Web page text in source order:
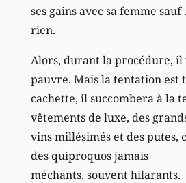
ses gains avec sa femme
rien.
Alors, durant la procédure,
pauvre. Mais la tentation est
cachette, il succombera à la
vêtements de luxe, des
vins millésimés et des putes,
des quiproquos jamais
méchants, souvent hilarants.